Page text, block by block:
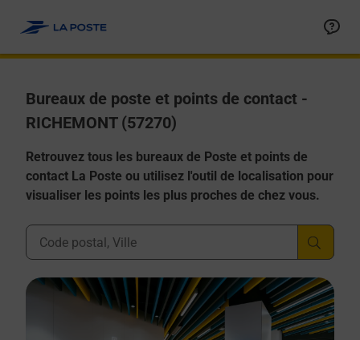
Bureaux de poste et points de contact -
RICHEMONT (57270)
Retrouvez tous les bureaux de Poste et points de
contact La Poste ou utilisez l'outil de localisation pour
visualiser les points les plus proches de chez vous.
Ville, Département, Code Postal